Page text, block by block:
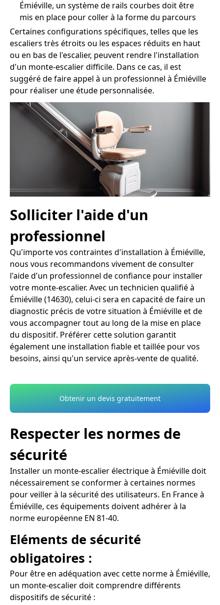
Émiéville, un système de rails courbes doit être
mis en place pour coller à la forme du parcours
Certaines configurations spécifiques, telles que les
escaliers très étroits ou les espaces réduits en haut
ou en bas de l'escalier, peuvent rendre l'installation
d'un monte-escalier difficile. Dans ce cas, il est
suggéré de faire appel à un professionnel à Émiéville
pour réaliser une étude personnalisée.
Solliciter l'aide d'un
professionnel
Qu'importe vos contraintes d'installation à Émiéville,
nous vous recommandons vivement de consulter
l'aide d'un professionnel de confiance pour installer
votre monte-escalier. Avec un technicien qualifié à
Émiéville (14630), celui-ci sera en capacité de faire un
diagnostic précis de votre situation à Émiéville et de
vous accompagner tout au long de la mise en place
du dispositif. Préférer cette solution garantit
également une installation fiable et taillée pour vos
besoins, ainsi qu'un service après-vente de qualité.
Obtenir un devis gratuitement
Respecter les normes de
sécurité
Installer un monte-escalier électrique à Émiéville doit
nécessairement se conformer à certaines normes
pour veiller à la sécurité des utilisateurs. En France à
Émiéville, ces équipements doivent adhérer à la
norme européenne EN 81-40.
Eléments de sécurité
obligatoires :
Pour être en adéquation avec cette norme à Émiéville,
un monte-escalier doit comprendre différents
dispositifs de sécurité :